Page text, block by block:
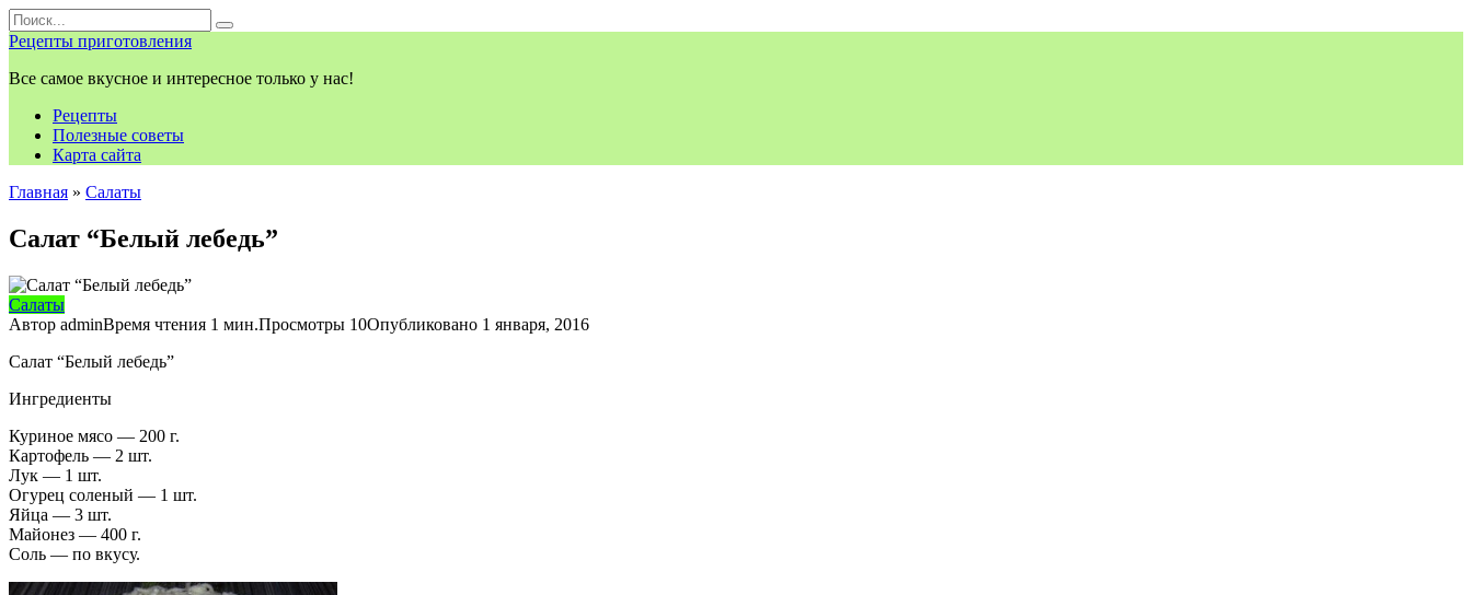
Перейти
к
контенту
Search
for:
Рецепты приготовления
Все самое вкусное и интересное только у нас!
Рецепты
Полезные советы
Карта сайта
Главная » Салаты
Салат “Белый лебедь”
Салаты
Автор adminВремя чтения 1 мин.Просмотры 10Опубликовано 1 января, 2016
Салат “Белый лебедь”
Ингредиенты
Куриное мясо — 200 г.
Картофель — 2 шт.
Лук — 1 шт.
Огурец соленый — 1 шт.
Яйца — 3 шт.
Майонез — 400 г.
Соль — по вкусу.